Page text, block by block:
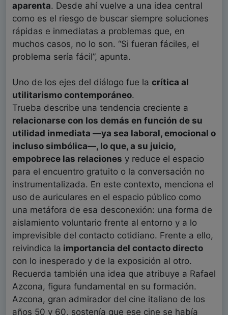
aparenta. Desde ahí vuelve a una idea central
como es el riesgo de buscar siempre soluciones
rápidas e inmediatas a problemas que, en
muchos casos, no lo son. “Si fueran fáciles, el
problema sería fácil”, apunta.
Uno de los ejes del diálogo fue la crítica al
utilitarismo contemporáneo.
Trueba describe una tendencia creciente a
relacionarse con los demás en función de su
utilidad inmediata —ya sea laboral, emocional o
incluso simbólica—, lo que, a su juicio,
empobrece las relaciones y reduce el espacio
para el encuentro gratuito o la conversación no
instrumentalizada. En este contexto, menciona el
uso de auriculares en el espacio público como
una metáfora de esa desconexión: una forma de
aislamiento voluntario frente al entorno y a lo
imprevisible del contacto cotidiano. Frente a ello,
reivindica la importancia del contacto directo
con lo inesperado y de la exposición al otro.
Recuerda también una idea que atribuye a Rafael
Azcona, figura fundamental en su formación.
Azcona, gran admirador del cine italiano de los
años 50 y 60, sostenía que ese cine se había